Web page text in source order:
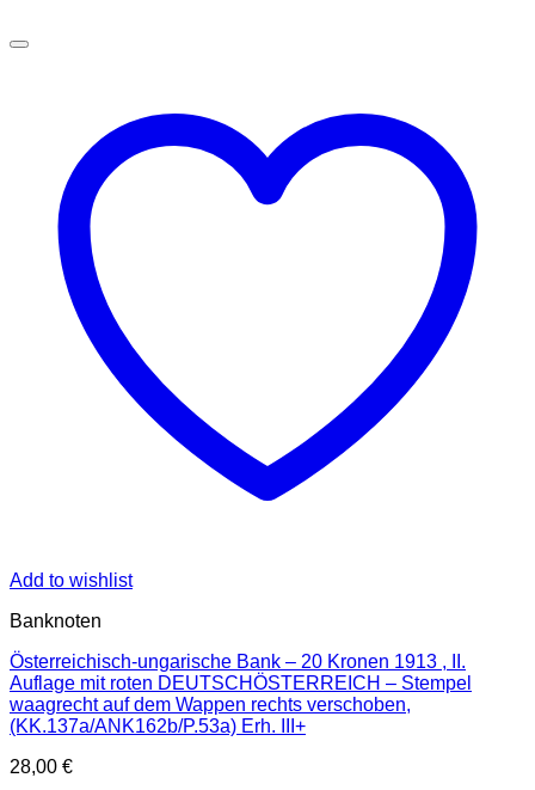
Add to wishlist
Banknoten
Österreichisch-ungarische Bank – 20 Kronen 1913 , II.
Auflage mit roten DEUTSCHÖSTERREICH – Stempel
waagrecht auf dem Wappen rechts verschoben,
(KK.137a/ANK162b/P.53a) Erh. III+
28,00 €